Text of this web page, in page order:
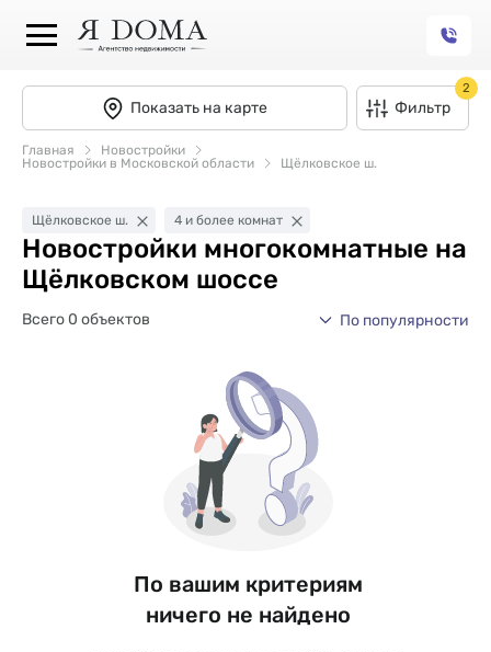
Показать на карте Фильтр
2
Главная
Новостройки
Новостройки в Московской области
Щёлковское ш.
Щёлковское ш. 4 и более комнат
Новостройки многокомнатные на
Щёлковском шоссе
Всего 0 объектов По популярности
По вашим критериям
ничего не найдено